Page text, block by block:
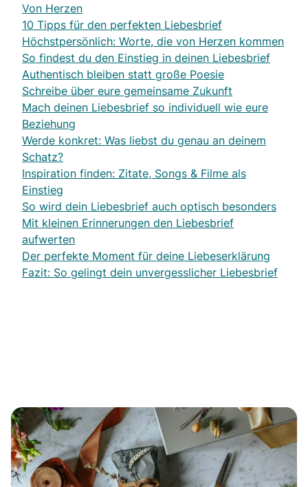
Von Herzen
10 Tipps für den perfekten Liebesbrief
Höchstpersönlich: Worte, die von Herzen kommen
So findest du den Einstieg in deinen Liebesbrief
Authentisch bleiben statt große Poesie
Schreibe über eure gemeinsame Zukunft
Mach deinen Liebesbrief so individuell wie eure
Beziehung
Werde konkret: Was liebst du genau an deinem
Schatz?
Inspiration finden: Zitate, Songs & Filme als
Einstieg
So wird dein Liebesbrief auch optisch besonders
Mit kleinen Erinnerungen den Liebesbrief
aufwerten
Der perfekte Moment für deine Liebeserklärung
Fazit: So gelingt dein unvergesslicher Liebesbrief